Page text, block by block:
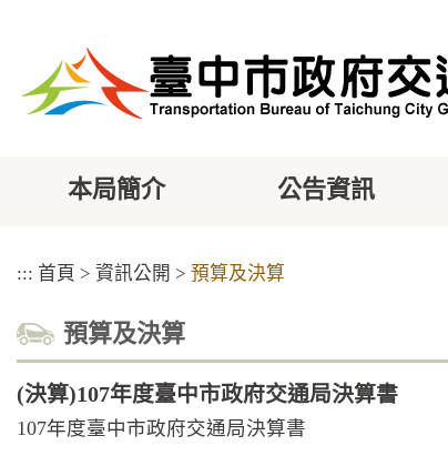
本局簡介 公告資訊
::: 首頁 > 資訊公開 > 預算及決算
預算及決算
(決算)107年度臺中市政府交通局決算書
107年度臺中市政府交通局決算書